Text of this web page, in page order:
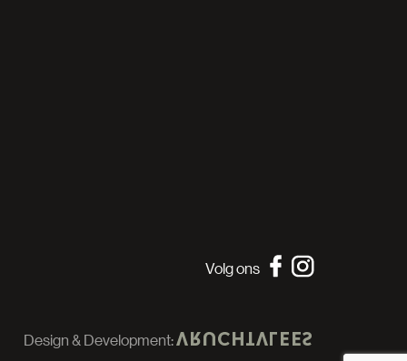
Volg ons
Design & Development: